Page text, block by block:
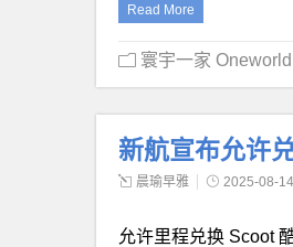
Read More
寰宇一家 Oneworld
新航宣布允许
晨瑜早雅 2025-08-14
允许里程兑换 Scoot